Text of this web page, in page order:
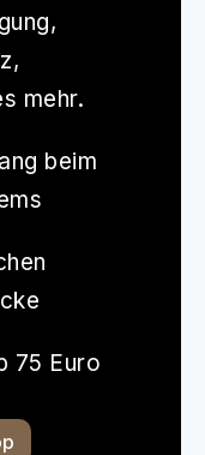
mehr.
beim
75 Euro